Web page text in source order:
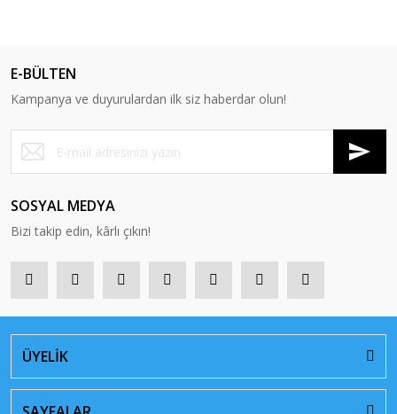
E-BÜLTEN
Kampanya ve duyurulardan ilk siz haberdar olun!
SOSYAL MEDYA
Bizi takip edin, kârlı çıkın!
ÜYELİK